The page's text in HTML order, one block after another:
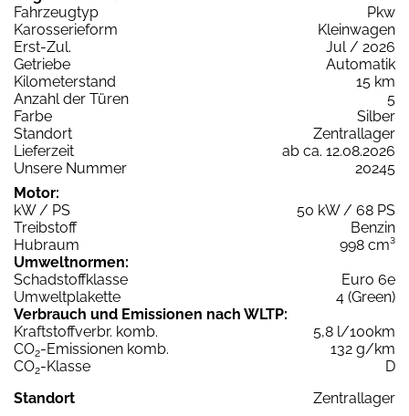
Fahrzeugtyp
Pkw
Karosserieform
Kleinwagen
Erst-Zul.
Jul / 2026
Getriebe
Automatik
Kilometerstand
15 km
Anzahl der Türen
5
Farbe
Silber
Standort
Zentrallager
Lieferzeit
ab ca. 12.08.2026
Unsere Nummer
20245
Motor:
kW / PS
50 kW / 68 PS
Treibstoff
Benzin
Hubraum
998 cm³
Umweltnormen:
Schadstoffklasse
Euro 6e
Umweltplakette
4 (Green)
Verbrauch und Emissionen nach WLTP:
Kraftstoffverbr. komb.
5,8 l/100km
CO2-Emissionen komb.
132 g/km
CO2-Klasse
D
Standort
Zentrallager